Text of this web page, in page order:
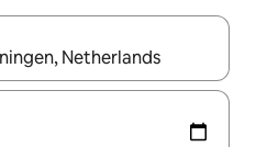
ಮತ್ತು ಡೌನ್ ಬಾಣದ ಕೀಲಿಗಳೊಂದಿಗೆ